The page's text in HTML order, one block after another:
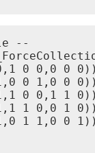
--
0 0,0 0
0 1,0 0
0 0,1 1
1 0,0 1
1 1,0 0